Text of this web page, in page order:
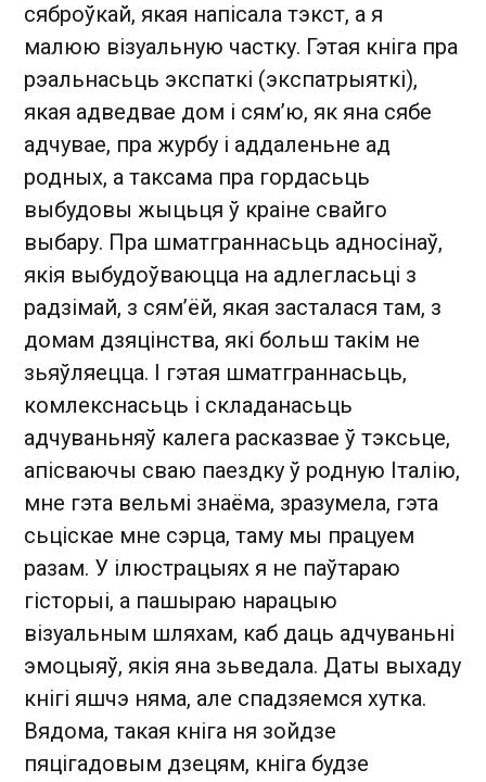
сяброўкай, якая напісала тэкст, а я
малюю візуальную частку. Гэтая кніга пра
рэальнасьць экспаткі (экспатрыяткі),
якая адведвае дом і сям’ю, як яна сябе
адчувае, пра журбу і аддаленьне ад
родных, а таксама пра гордасьць
выбудовы жыцьця ў краіне свайго
выбару. Пра шматграннасьць адносінаў,
якія выбудоўваюцца на адлегласьці з
радзімай, з сям’ёй, якая засталася там, з
домам дзяцінства, які больш такім не
зьяўляецца. І гэтая шматграннасьць,
комлекснасьць і складанасьць
адчуваньняў калега расказвае ў тэксьце,
апісваючы сваю паездку ў родную Італію,
мне гэта вельмі знаёма, зразумела, гэта
сьціскае мне сэрца, таму мы працуем
разам. У ілюстрацыях я не паўтараю
гісторыі, а пашыраю нарацыю
візуальным шляхам, каб даць адчуваньні
эмоцыяў, якія яна зьведала. Даты выхаду
кнігі яшчэ няма, але спадзяемся хутка.
Вядома, такая кніга ня зойдзе
пяцігадовым дзецям, кніга будзе